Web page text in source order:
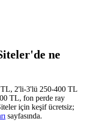
'de ne
TL, 2'li-3'lü 250-400 TL
TL, fon perde ray
için keşif ücretsiz;
sayfasında.